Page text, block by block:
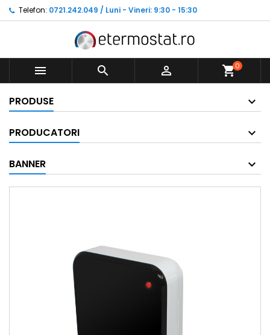
Telefon: 0721.242.049 / Luni - Vineri: 9:30 - 15:30
   shopping_cart0
PRODUSE
PRODUCATORI
BANNER